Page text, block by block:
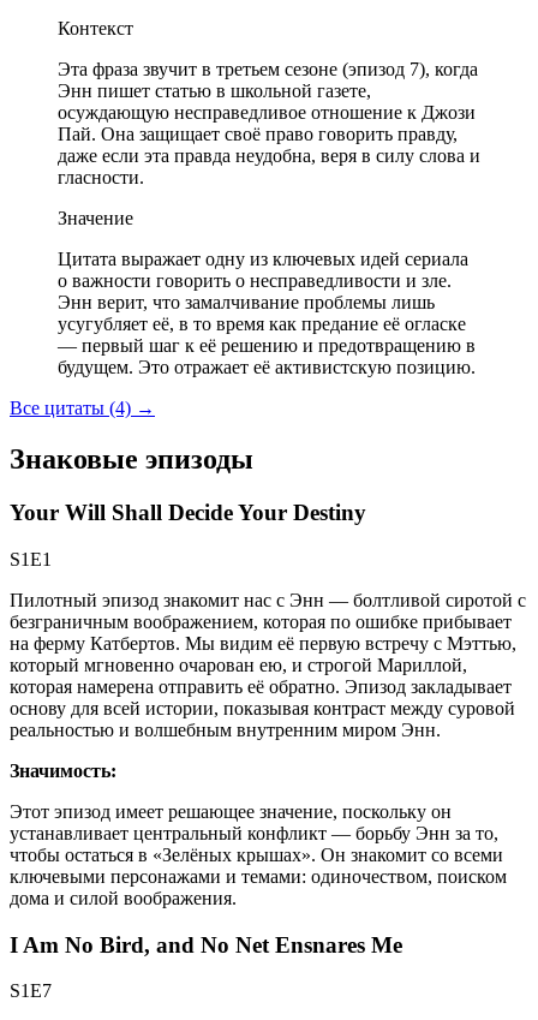
Контекст
Эта фраза звучит в третьем сезоне (эпизод 7), когда
Энн пишет статью в школьной газете,
осуждающую несправедливое отношение к Джози
Пай. Она защищает своё право говорить правду,
даже если эта правда неудобна, веря в силу слова и
гласности.
Значение
Цитата выражает одну из ключевых идей сериала
о важности говорить о несправедливости и зле.
Энн верит, что замалчивание проблемы лишь
усугубляет её, в то время как предание её огласке
— первый шаг к её решению и предотвращению в
будущем. Это отражает её активистскую позицию.
Все цитаты (4) →
Знаковые эпизоды
Your Will Shall Decide Your Destiny
S1E1
Пилотный эпизод знакомит нас с Энн — болтливой сиротой с
безграничным воображением, которая по ошибке прибывает
на ферму Катбертов. Мы видим её первую встречу с Мэттью,
который мгновенно очарован ею, и строгой Мариллой,
которая намерена отправить её обратно. Эпизод закладывает
основу для всей истории, показывая контраст между суровой
реальностью и волшебным внутренним миром Энн.
Значимость:
Этот эпизод имеет решающее значение, поскольку он
устанавливает центральный конфликт — борьбу Энн за то,
чтобы остаться в «Зелёных крышах». Он знакомит со всеми
ключевыми персонажами и темами: одиночеством, поиском
дома и силой воображения.
I Am No Bird, and No Net Ensnares Me
S1E7